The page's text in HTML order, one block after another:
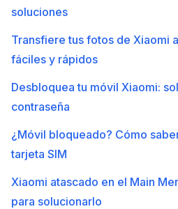
soluciones
Transfiere tus fotos de Xiaomi
fáciles y rápidos
Desbloquea tu móvil Xiaomi:
contraseña
¿Móvil bloqueado? Cómo
tarjeta SIM
Xiaomi atascado en el Main
para solucionarlo